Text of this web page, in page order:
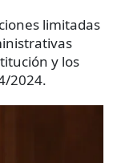
limitadas
y los
2024.